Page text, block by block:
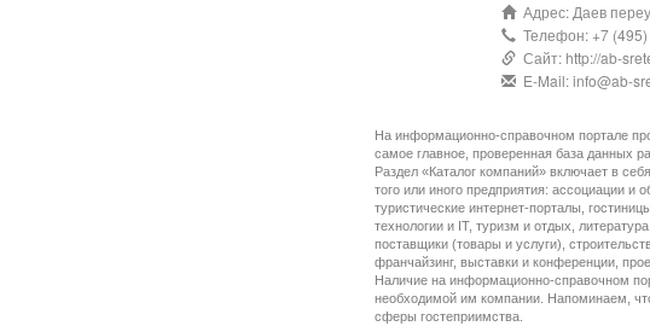
Адрес: Даев
Телефон: +7
Сайт: http://ab-
E-Mail: info@ab-
На информационно-справочном портале
самое главное, проверенная база данных
Раздел «Каталог компаний» включает в
того или иного предприятия: ассоциации и
туристические интернет-порталы,
технологии и IT, туризм и отдых,
поставщики (товары и услуги),
франчайзинг, выставки и конференции,
Наличие на информационно-справочном
необходимой им компании. Напоминаем,
сферы гостеприимства.